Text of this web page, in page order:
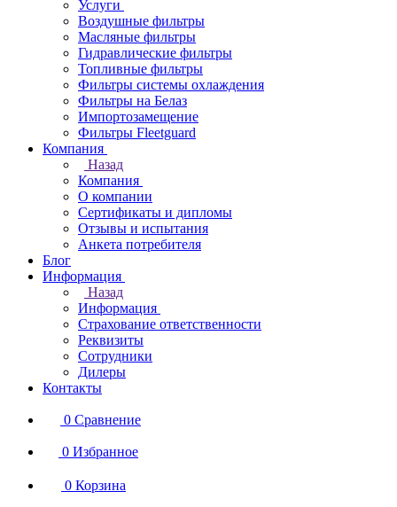
Услуги
Воздушные фильтры
Масляные фильтры
Гидравлические фильтры
Топливные фильтры
Фильтры системы охлаждения
Фильтры на Белаз
Импортозамещение
Фильтры Fleetguard
Компания
Назад
Компания
О компании
Сертификаты и дипломы
Отзывы и испытания
Анкета потребителя
Блог
Информация
Назад
Информация
Страхование ответственности
Реквизиты
Сотрудники
Дилеры
Контакты
0 Сравнение
0 Избранное
0 Корзина